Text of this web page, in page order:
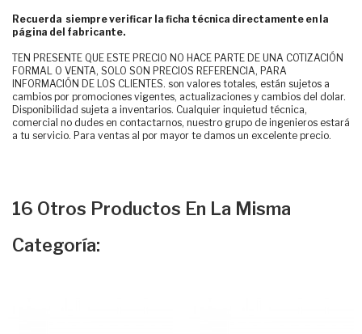
Recuerda siempre verificar la ficha técnica directamente en la
página del fabricante.
TEN PRESENTE QUE ESTE PRECIO NO HACE PARTE DE UNA COTIZACIÓN
FORMAL O VENTA, SOLO SON PRECIOS REFERENCIA, PARA
INFORMACIÓN DE LOS CLIENTES. son valores totales, están sujetos a
cambios por promociones vigentes, actualizaciones y cambios del dolar.
Disponibilidad sujeta a inventarios. Cualquier inquietud técnica,
comercial no dudes en contactarnos, nuestro grupo de ingenieros estará
a tu servicio. Para ventas al por mayor te damos un excelente precio.
16 Otros Productos En La Misma
Categoría: